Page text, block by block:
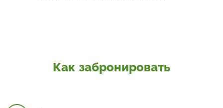
Как забронировать